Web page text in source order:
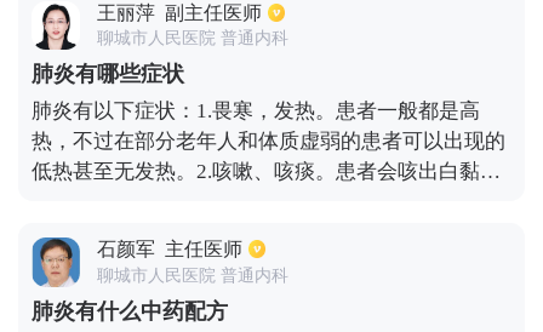
儿的通常饮食。 第二，咳嗽有严重的痰。如果宝宝咳
嗽越来越厉害，喉咙有痰，呼吸急促，伴有腹泻，心
跳加快，面色苍白等现象，甚至可能发生抽搐。 Iii
。抽搐 患肺炎的婴儿会抽搐。抽搐需要很长时间。抽
搐可以反复发生，伴有困倦、易怒和其他表现。 第
四，呼吸急促 气短是肺炎的主要表现，也是一种相对
翼和皮肤发青。 五、全身不适症状 如果婴儿有全身
不适症状，他应该立即带婴儿去医院，因为这是一个
非常严重的症状，基本上可以确认婴儿患有肺炎。1.
王丽萍 副主任医师
聊城市人民医院 普通内科
肺炎有哪些症状
肺炎有以下症状：1.畏寒，发热。患者一般都是高
热，不过在部分老年人和体质虚弱的患者可以出现的
低热甚至无发热。2.咳嗽、咳痰。患者会咳出白黏
刺样疼痛，随着咳嗽和深呼吸时加剧。4.呼吸困难。
严重肺炎患者会出现呼吸困难。5.其它症状如恶心，
呕吐，腹泻，意识的改变等。
石颜军 主任医师
聊城市人民医院 普通内科
肺炎有什么中药配方